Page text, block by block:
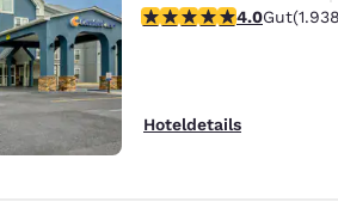
Haustierfreundlich
3.97-Sterne-4.0Gut
Hoteldetails